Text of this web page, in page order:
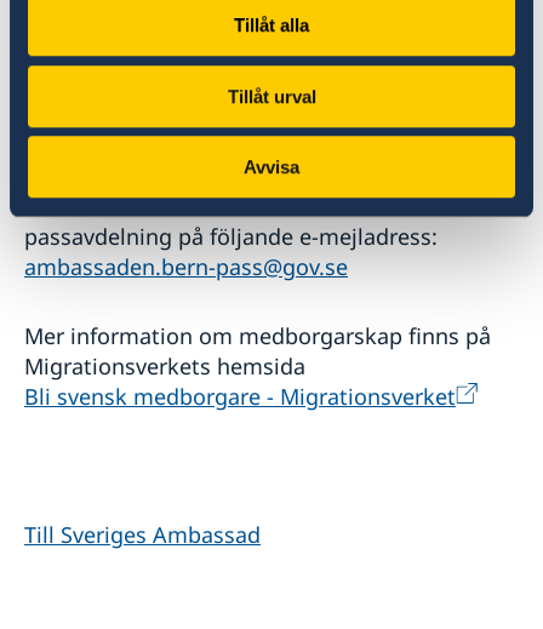
Tillåt alla
Tillåt urval
Avvisa
Sverige, behöver du ansöka om att behålla ditt
svenska medborgarskap om du vill ha kvar det.
Ansökan måste vara inkommen innan 22-
Hjälp kring medborgarskap.Var god läs
igenom informationen och kontakta sedan
närmaste konsulat eller ambassadens
passavdelning på följande e-mejladress:
ambassaden.bern-pass@gov.se
Mer information om medborgarskap finns på
Migrationsverkets hemsida
Bli svensk medborgare - Migrationsverket
Till Sveriges Ambassad